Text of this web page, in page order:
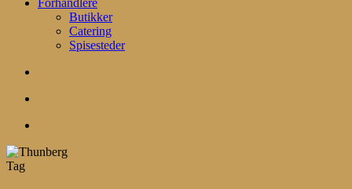
Forhandlere
Butikker
Catering
Spisesteder
Tag